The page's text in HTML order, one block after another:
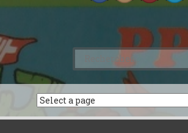
Rechercher :